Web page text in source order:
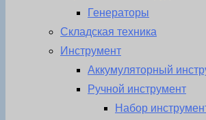
Генераторы
Складская техника
Инструмент
Аккумуляторный
Ручной инструмент
Набор